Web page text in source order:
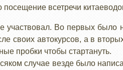
всетречи
участвовал. Во первых
своих автокурсов, а в
пробки чтобы стартануть.
случае везде было